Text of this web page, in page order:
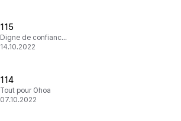
115
Digne de confiance ?
14.10.2022
114
Tout pour Ohoa
07.10.2022